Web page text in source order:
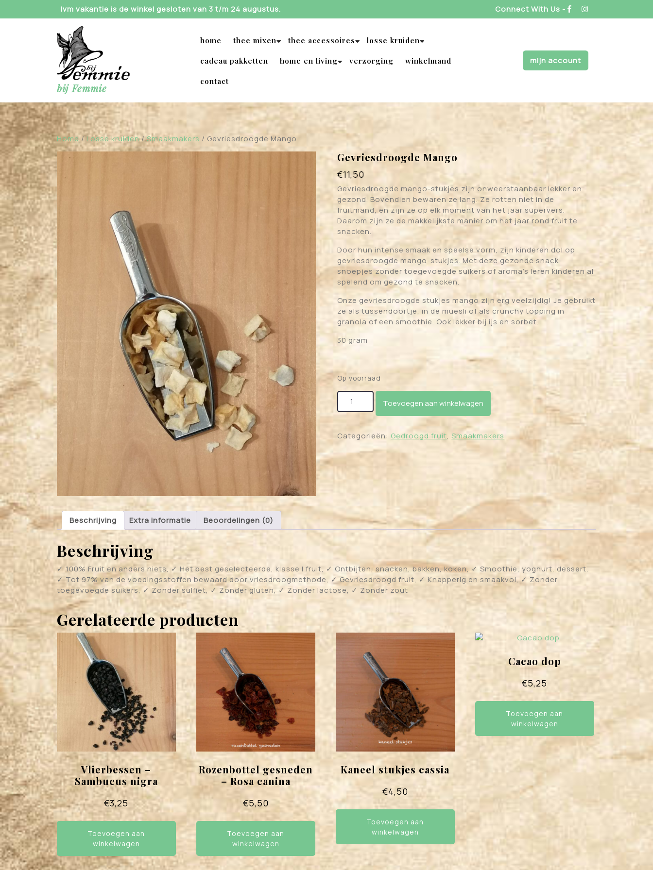
Ivm vakantie is de winkel gesloten van 3 t/m 24 augustus. Connect With Us -
bij Femmie
home thee mixen thee accessoires losse kruiden
cadeau pakketten home en living verzorging winkelmand
contact
mijn account
Home/Losse kruiden/Smaakmakers / Gevriesdroogde Mango
Gevriesdroogde Mango
€11,50
Gevriesdroogde mango-stukjes zijn onweerstaanbaar lekker en
gezond. Bovendien bewaren ze lang. Ze rotten niet in de
fruitmand, en zijn ze op elk moment van het jaar supervers.
Daarom zijn ze de makkelijkste manier om het jaar rond fruit te
snacken.
Door hun intense smaak en speelse vorm, zijn kinderen dol op
gevriesdroogde mango-stukjes. Met deze gezonde snack-
snoepjes zonder toegevoegde suikers of aroma’s leren kinderen al
spelend om gezond te snacken.
Onze gevriesdroogde stukjes mango zijn erg veelzijdig! Je gebruikt
ze als tussendoortje, in de muesli of als crunchy topping in
granola of een smoothie. Ook lekker bij ijs en sorbet.
30 gram
Op voorraad
Gevriesdroogde Mango aantal
Toevoegen aan winkelwagen
Categorieën: Gedroogd fruit,Smaakmakers
Beschrijving Extra informatie Beoordelingen (0)
Beschrijving
✓ 100% Fruit en anders niets, ✓ Het best geselecteerde, klasse I fruit, ✓ Ontbijten, snacken, bakken, koken, ✓ Smoothie, yoghurt, dessert,
✓ Tot 97% van de voedingsstoffen bewaard door vriesdroogmethode, ✓ Gevriesdroogd fruit, ✓ Knapperig en smaakvol, ✓ Zonder
toegevoegde suikers, ✓ Zonder sulfiet, ✓ Zonder gluten, ✓ Zonder lactose, ✓ Zonder zout
Gerelateerde producten
Vlierbessen –
Sambucus nigra
€3,25
Toevoegen aan
winkelwagen
Rozenbottel gesneden
– Rosa canina
€5,50
Toevoegen aan
winkelwagen
Kaneel stukjes cassia
€4,50
Toevoegen aan
winkelwagen
Cacao dop
€5,25
Toevoegen aan
winkelwagen